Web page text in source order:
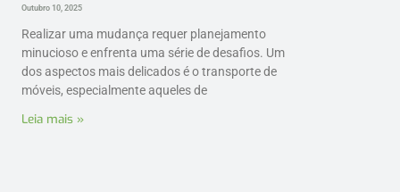
Outubro 10, 2025
Realizar uma mudança requer planejamento
minucioso e enfrenta uma série de desafios. Um
dos aspectos mais delicados é o transporte de
móveis, especialmente aqueles de
Leia mais »